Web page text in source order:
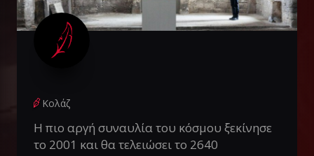
Κολάζ
Η πιο αργή συναυλία του κόσμου ξεκίνησε
το 2001 και θα τελειώσει το 2640